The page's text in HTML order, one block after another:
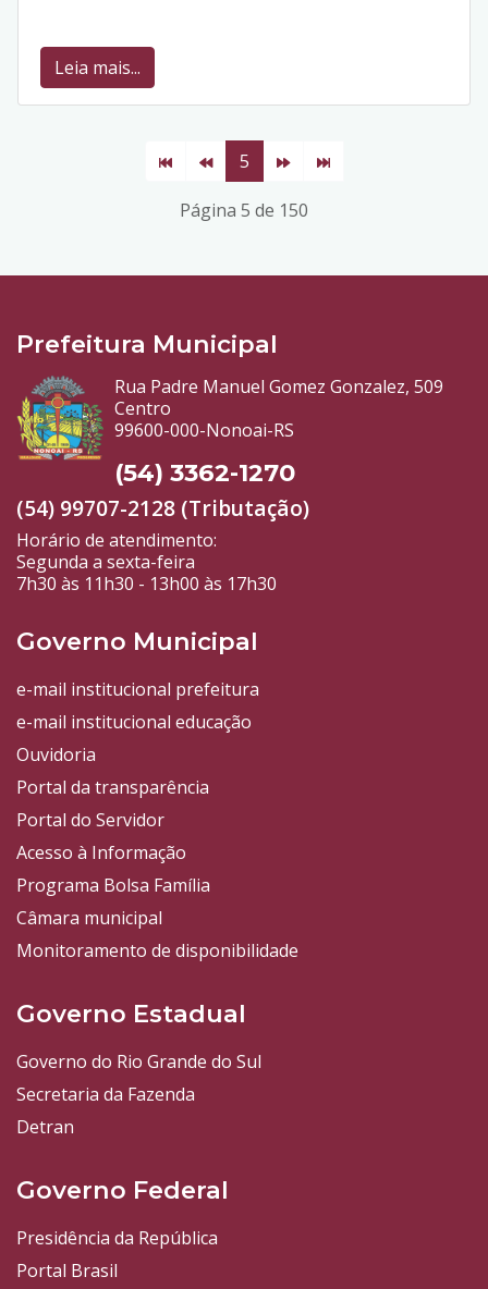
Leia mais...
5
Página 5 de 150
Prefeitura Municipal
Rua Padre Manuel Gomez Gonzalez, 509
Centro
99600-000-Nonoai-RS
(54) 3362-1270
(54) 99707-2128 (Tributação)
Horário de atendimento:
Segunda a sexta-feira
7h30 às 11h30 - 13h00 às 17h30
Governo Municipal
e-mail institucional prefeitura
e-mail institucional educação
Ouvidoria
Portal da transparência
Portal do Servidor
Acesso à Informação
Programa Bolsa Família
Câmara municipal
Monitoramento de disponibilidade
Governo Estadual
Governo do Rio Grande do Sul
Secretaria da Fazenda
Detran
Governo Federal
Presidência da República
Portal Brasil